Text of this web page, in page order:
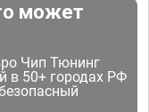
может
Чип Тюнинг
в 50+ городах РФ